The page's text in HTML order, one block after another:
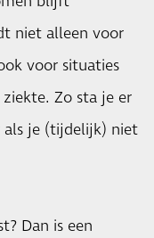
niet alleen voor
voor situaties
Zo sta je er
als je (tijdelijk) niet
Dan is een